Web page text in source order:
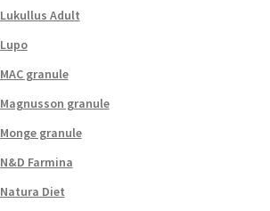
Lukullus Adult
Lupo
MAC granule
Magnusson granule
Monge granule
N&D Farmina
Natura Diet